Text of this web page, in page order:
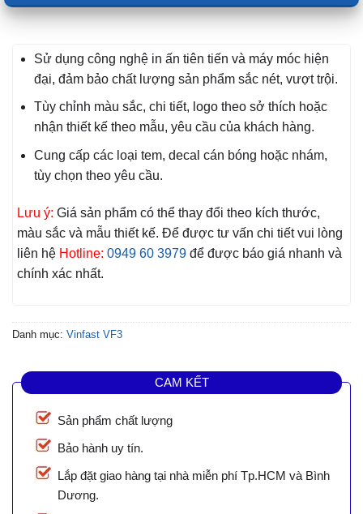
Sử dụng công nghệ in ấn tiên tiến và máy móc hiện
đại, đảm bảo chất lượng sản phẩm sắc nét, vượt trội.
Tùy chỉnh màu sắc, chi tiết, logo theo sở thích hoặc
nhận thiết kế theo mẫu, yêu cầu của khách hàng.
Cung cấp các loại tem, decal cán bóng hoặc nhám,
tùy chọn theo yêu cầu.
Lưu ý: Giá sản phẩm có thể thay đổi theo kích thước,
màu sắc và mẫu thiết kế. Để được tư vấn chi tiết vui lòng
liên hệ Hotline: 0949 60 3979 để được báo giá nhanh và
chính xác nhất.
Danh mục: Vinfast VF3
CAM KẾT
Sản phẩm chất lượng
Bảo hành uy tín.
Lắp đặt giao hàng tại nhà miễn phí Tp.HCM và Bình
Dương.